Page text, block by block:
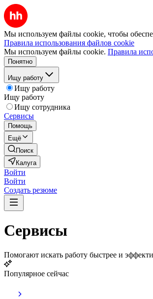
Мы используем файлы cookie, чтобы
Правила использования файлов cookie
Мы используем файлы cookie. Правила
Понятно
Ищу работу
Ищу работу
Ищу работу
Ищу сотрудника
Сервисы
Помощь
Ещё
Поиск
Калуга
Войти
Войти
Создать резюме
Сервисы
Помогают искать работу быстрее и
Популярное сейчас